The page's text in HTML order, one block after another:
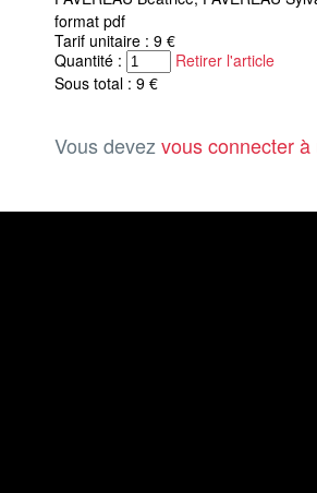
format pdf
Tarif unitaire : 9 €
Quantité :
Retirer l'article
Sous total : 9 €
Vous devezvous connecter